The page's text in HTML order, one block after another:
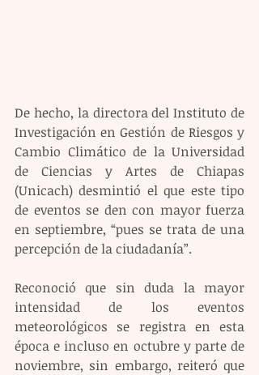
De hecho, la directora del Instituto de
Investigación en Gestión de Riesgos y
Cambio Climático de la Universidad
de Ciencias y Artes de Chiapas
(Unicach) desmintió el que este tipo
de eventos se den con mayor fuerza
en septiembre, “pues se trata de una
percepción de la ciudadanía”.
Reconoció que sin duda la mayor
intensidad de los eventos
meteorológicos se registra en esta
época e incluso en octubre y parte de
noviembre, sin embargo, reiteró que